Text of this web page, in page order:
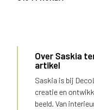
Over Saskia
artikel
Saskia is bij
creatie en
beeld. Van